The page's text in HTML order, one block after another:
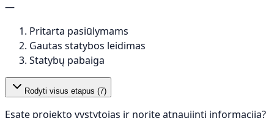
—
Pritarta pasiūlymams
Gautas statybos leidimas
Statybų pabaiga
Rodyti visus etapus (7)
Esate projekto vystytojas ir norite atnaujinti informaciją?